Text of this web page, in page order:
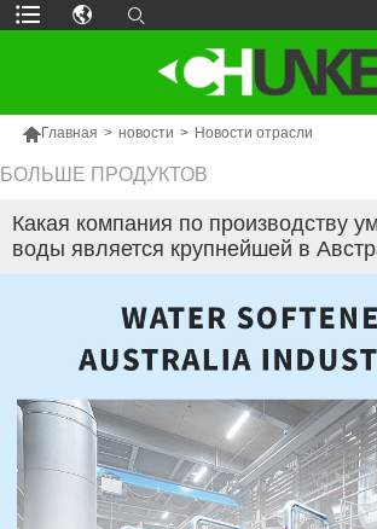
Главная > новости > Новости отрасли
БОЛЬШЕ ПРОДУКТОВ
Какая компания по производству
воды является крупнейшей в